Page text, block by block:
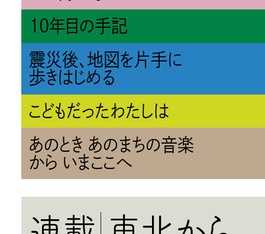
10年目の手記
震災後、地図を片手に
歩きはじめる
こどもだったわたしは
あのとき あのまちの音楽
から いまここへ